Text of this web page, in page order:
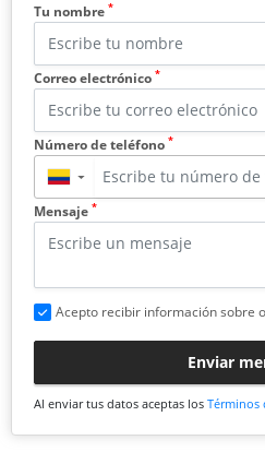
Tu nombre *
Correo electrónico *
Número de teléfono *
▼
Mensaje *
Acepto recibir información sobre
Enviar
Al enviar tus datos aceptas los Términos